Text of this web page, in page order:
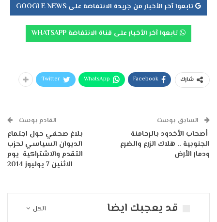
تابعوا آخر الأخبار من جريدة الانتفاضة على GOOGLE NEWS
تابعوا آخر الأخبار على قناة الانتفاضة WHATSAPP
شارك Facebook
WhatsApp
Twitter
السابق بوست
أصحاب الأخدود بالرحامنة
الجنوبية .. هلاك الزرع والضرع
ودمار الأرض
القادم بوست
بلاغ صحفي حول اجتماع
الديوان السياسي لحزب
التقدم والاشتراكية يوم
الاثنين 7 يوليوز 2014
الكل قد يعجبك ايضا